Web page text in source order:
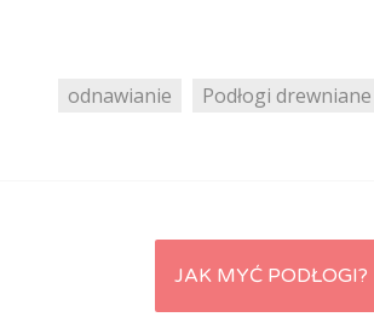
odnawianie Podłogi drewniane
Post navigation
JAK MYĆ PODŁOGI?